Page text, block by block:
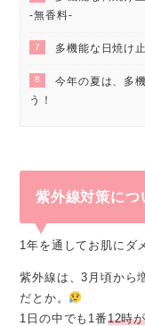
-無香料-
7 多機能な日焼け
8
今年の夏は、多
う！
紫外線対策につ
1年を通してお肌にダ
紫外線は、3月頃から
だとか。
1日の中でも1番12時